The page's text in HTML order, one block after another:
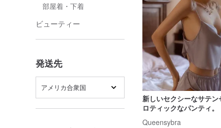
部屋着・下着
ビューティー
発送先
アメリカ合衆国
新しいセクシーなサテ
ロティックなパンティ。
Queensybra